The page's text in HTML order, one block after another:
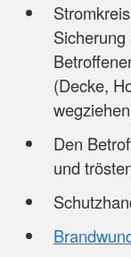
(Decke,
Den
und